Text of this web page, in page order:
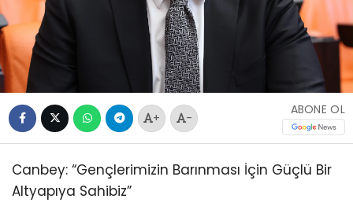
+ -
ABONE OL
Canbey: “Gençlerimizin Barınması İçin Güçlü Bir
Altyapıya Sahibiz”